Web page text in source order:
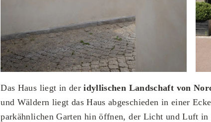
Das Haus liegt in deridyllischen Landschaft von
und Wäldern liegt das Haus abgeschieden in einer
parkähnlichen Garten hin öffnen, der Licht und Luft in